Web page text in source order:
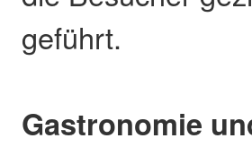
geführt.
Gastronomie